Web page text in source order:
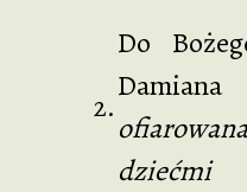
2.
Do
dziećmi